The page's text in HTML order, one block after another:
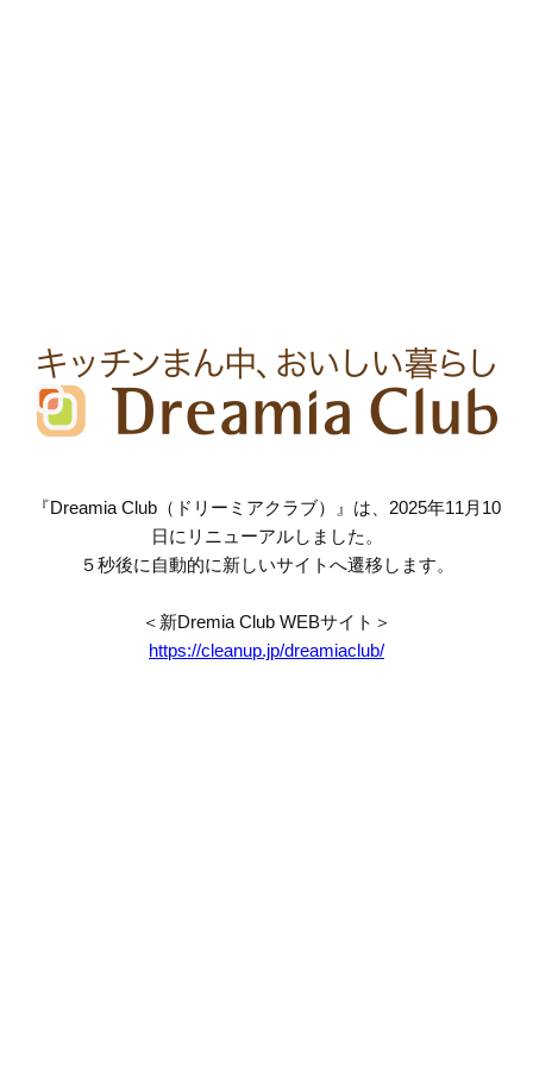
『Dreamia Club（ドリーミアクラブ）』は、2025年11月10
日にリニューアルしました。
５秒後に自動的に新しいサイトへ遷移します。
＜新Dremia Club WEBサイト＞
https://cleanup.jp/dreamiaclub/